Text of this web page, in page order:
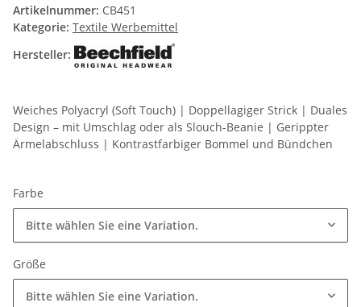
Artikelnummer: CB451
Kategorie: Textile Werbemittel
Hersteller:
Weiches Polyacryl (Soft Touch) | Doppellagiger Strick | Duales
Design – mit Umschlag oder als Slouch-Beanie | Gerippter
Ärmelabschluss | Kontrastfarbiger Bommel und Bündchen
Farbe
Bitte wählen Sie eine Variation.
Größe
Bitte wählen Sie eine Variation.